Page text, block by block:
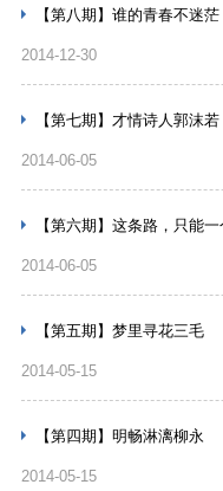
【第八期】谁的青春不迷茫
2014-12-30
【第七期】才情诗人郭沫若
2014-06-05
【第六期】这条路，只能
2014-06-05
【第五期】梦里寻花三毛
2014-05-15
【第四期】明畅淋漓柳永
2014-05-15